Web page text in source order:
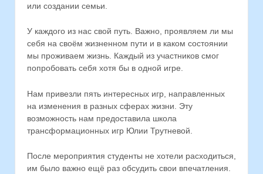
или создании семьи.
У каждого из нас свой путь. Важно, проявляем ли мы
себя на своём жизненном пути и в каком состоянии
мы проживаем жизнь. Каждый из участников смог
попробовать себя хотя бы в одной игре.
Нам привезли пять интересных игр, направленных
на изменения в разных сферах жизни. Эту
возможность нам предоставила школа
трансформационных игр Юлии Трутневой.
После мероприятия студенты не хотели расходиться,
им было важно ещё раз обсудить свои впечатления.